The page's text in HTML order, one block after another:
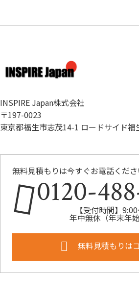
INSPIRE Japan株式会社
〒197-0023
東京都福生市志茂14-1 ロードサイド福
無料見積もりは今すぐお電話くだ
0120-【受付時間】
年中無休（年末年始
無料見積もりは